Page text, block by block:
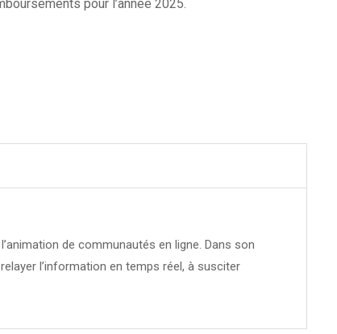
pour l’année 2025.
de communautés en ligne. Dans son
l’information en temps réel, à susciter